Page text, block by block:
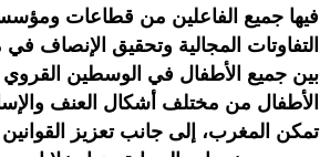
فيها جميع الفاعلين من قطاعات
التفاوتات المجالية وتحقيق الإنصاف
بين جميع الأطفال في الوسطين
الأطفال من مختلف أشكال العنف
تمكن المغرب، إلى جانب تعزيز